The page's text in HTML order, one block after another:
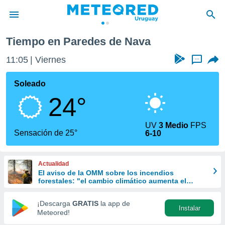
de
ha
calidad.
a este
las
y
forma
digital
basada
Tiempo en Paredes de Nava
11:05 Viernes ...
Soleado
24°
Sensación de 25°
UV3 Medio FPS
6-10
Actualidad
El aviso de la OMM sobre los incendios
forestales: "el cambio climático aumenta el
¡Descarga GRATIS la app de
Meteored!
Instalar